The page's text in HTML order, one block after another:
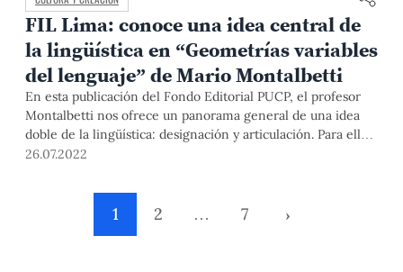
FIL Lima: conoce una idea central de
la lingüística en “Geometrías variables
del lenguaje” de Mario Montalbetti
En esta publicación del Fondo Editorial PUCP, el profesor
Montalbetti nos ofrece un panorama general de una idea
doble de la lingüística: designación y articulación. Para ello,
recoge los planteamientos de grandes pensadores, como
de una manera simplificada y entendible. El libro, dirigido a
estudiantes universitarios, se presentará este viernes 29 de
26.07.2022
1 2 … 7 ›